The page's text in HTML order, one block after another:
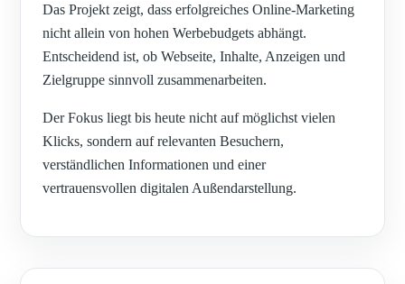
Das Projekt zeigt, dass erfolgreiches Online-Marketing
nicht allein von hohen Werbebudgets abhängt.
Entscheidend ist, ob Webseite, Inhalte, Anzeigen und
Zielgruppe sinnvoll zusammenarbeiten.
Der Fokus liegt bis heute nicht auf möglichst vielen
Klicks, sondern auf relevanten Besuchern,
verständlichen Informationen und einer
vertrauensvollen digitalen Außendarstellung.